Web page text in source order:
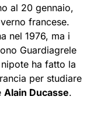
al 20 gennaio,
francese.
nel 1976, ma i
Guardiagrele
ha fatto la
per studiare
Alain Ducasse.